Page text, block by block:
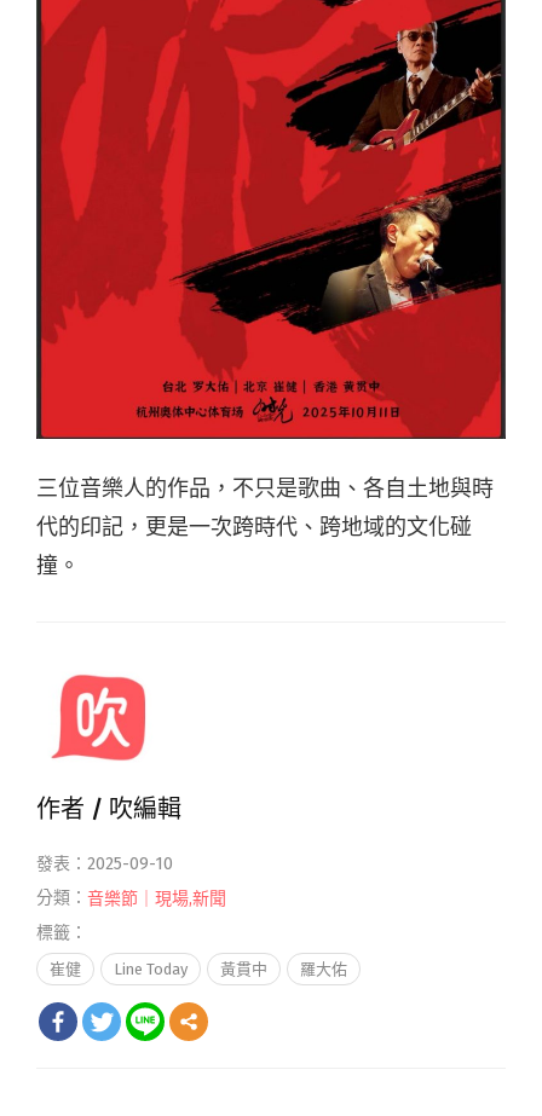
三位音樂人的作品，不只是歌曲、各自土地與時
代的印記，更是一次跨時代、跨地域的文化碰
撞。
作者 / 吹編輯
發表：2025-09-10
分類： 音樂節｜現場,新聞
標籤：
崔健 Line Today 黃貫中 羅大佑